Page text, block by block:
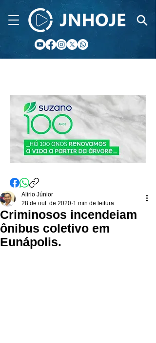
Criminosos incendeiam
ônibus coletivo em
Eunápolis.
Alirio Júnior
28 de out. de 2020 1 min de leitura